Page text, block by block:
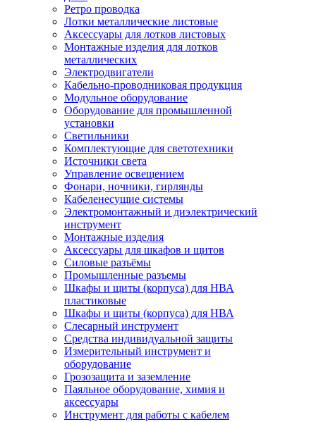
Ретро проводка
Лотки металлические листовые
Аксессуары для лотков листовых
Монтажные изделия для лотков
металлических
Электродвигатели
Кабельно-проводниковая продукция
Модульное оборудование
Оборудование для промышленной
установки
Светильники
Комплектующие для светотехники
Источники света
Управление освещением
Фонари, ночники, гирлянды
Кабеленесущие системы
Электромонтажный и диэлектрический
инструмент
Монтажные изделия
Аксессуары для шкафов и щитов
Силовые разъёмы
Промышленные разъемы
Шкафы и щиты (корпуса) для НВА
пластиковые
Шкафы и щиты (корпуса) для НВА
Слесарный инструмент
Средства индивидуальной защиты
Измерительный инструмент и
оборудование
Грозозащита и заземление
Паяльное оборудование, химия и
аксессуары
Инструмент для работы с кабелем